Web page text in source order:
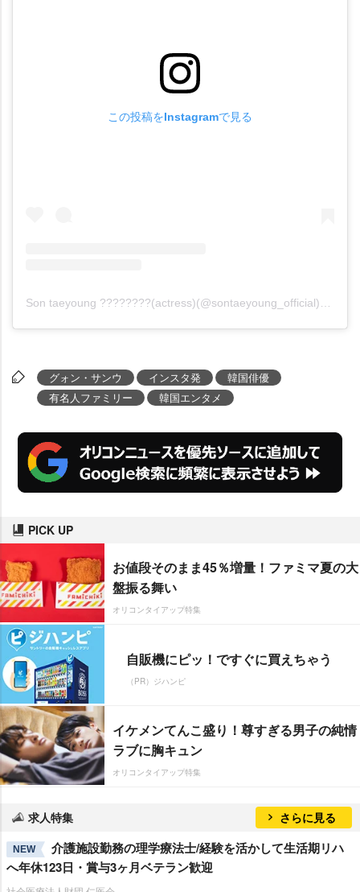
この投稿をInstagramで見る
グォン・サンウ インスタ発
韓国俳優
有名人ファミリー
韓国エンタメ
PICK UP
お値段そのまま45％増量！ファミマ夏の大
盤振る舞い
オリコンタイアップ特集
自販機にピッ！ですぐに買えちゃう
（PR）ジハンピ
イケメンてんこ盛り！尊すぎる男子の純情
ラブに胸キュン
オリコンタイアップ特集
求人特集 さらに見る
NEW
介護施設勤務の理学療法士/経験を活かして生活期リハ
へ年休123日・賞与3ヶ月ベテラン歓迎